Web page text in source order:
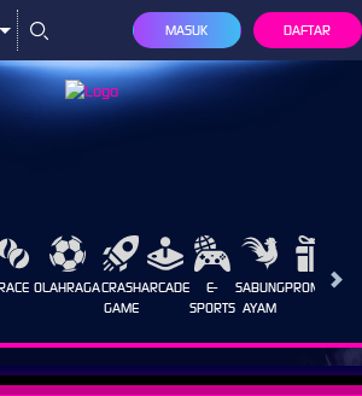
MASUK DAFTAR
OLAHRAGACRASH
GAME
ARCADE
E-
SPORTS
SABUNG
AYAM
PROMOSI